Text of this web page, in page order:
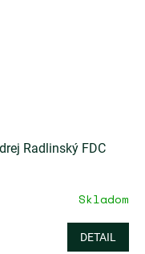
Radlinský FDC
Skladom
DETAIL